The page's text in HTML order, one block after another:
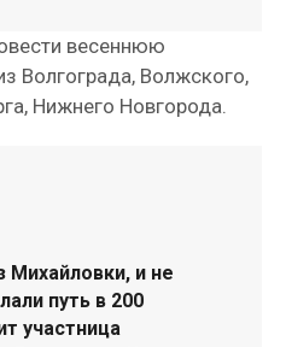
весеннюю
Волгограда, Волжского,
Нижнего Новгорода.
Михайловки, и не
путь в 200
участница